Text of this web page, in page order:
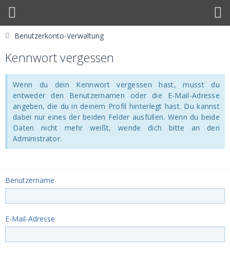
Benutzerkonto-Verwaltung
Kennwort vergessen
Wenn du dein Kennwort vergessen hast, musst du
entweder den Benutzernamen oder die E-Mail-Adresse
angeben, die du in deinem Profil hinterlegt hast. Du kannst
dabei nur eines der beiden Felder ausfüllen. Wenn du beide
Daten nicht mehr weißt, wende dich bitte an den
Administrator.
Benutzername
E-Mail-Adresse